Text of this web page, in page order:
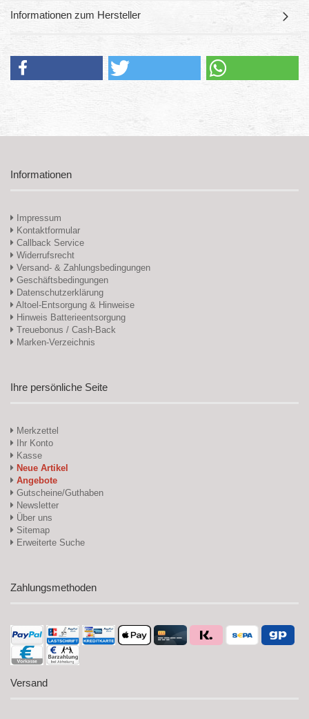
Informationen zum Hersteller
Informationen
Impressum
Kontaktformular
Callback Service
Widerrufsrecht
Versand- & Zahlungsbedingungen
Geschäftsbedingungen
Datenschutzerklärung
Altoel-Entsorgung & Hinweise
Hinweis Batterieentsorgung
Treuebonus / Cash-Back
Marken-Verzeichnis
Ihre persönliche Seite
Merkzettel
Ihr Konto
Kasse
Neue Artikel
Angebote
Gutscheine/Guthaben
Newsletter
Über uns
Sitemap
Erweiterte Suche
Zahlungsmethoden
Versand